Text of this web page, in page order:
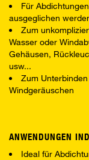
Für
ausgeglichen
Zum
Wasser oder
Gehäusen,
usw...
Zum
Windgeräuschen
ANWENDUNGEN
Ideal für